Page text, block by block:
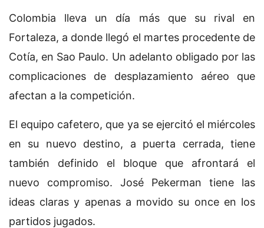
Colombia lleva un día más que su rival en
Fortaleza, a donde llegó el martes procedente de
Cotía, en Sao Paulo. Un adelanto obligado por las
complicaciones de desplazamiento aéreo que
afectan a la competición.
El equipo cafetero, que ya se ejercitó el miércoles
en su nuevo destino, a puerta cerrada, tiene
también definido el bloque que afrontará el
nuevo compromiso. José Pekerman tiene las
ideas claras y apenas a movido su once en los
partidos jugados.